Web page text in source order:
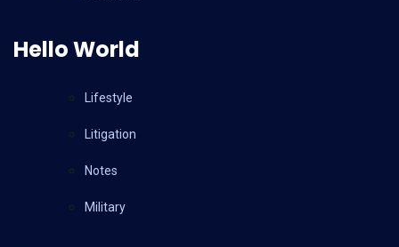
Hello World
Lifestyle
Litigation
Notes
Military